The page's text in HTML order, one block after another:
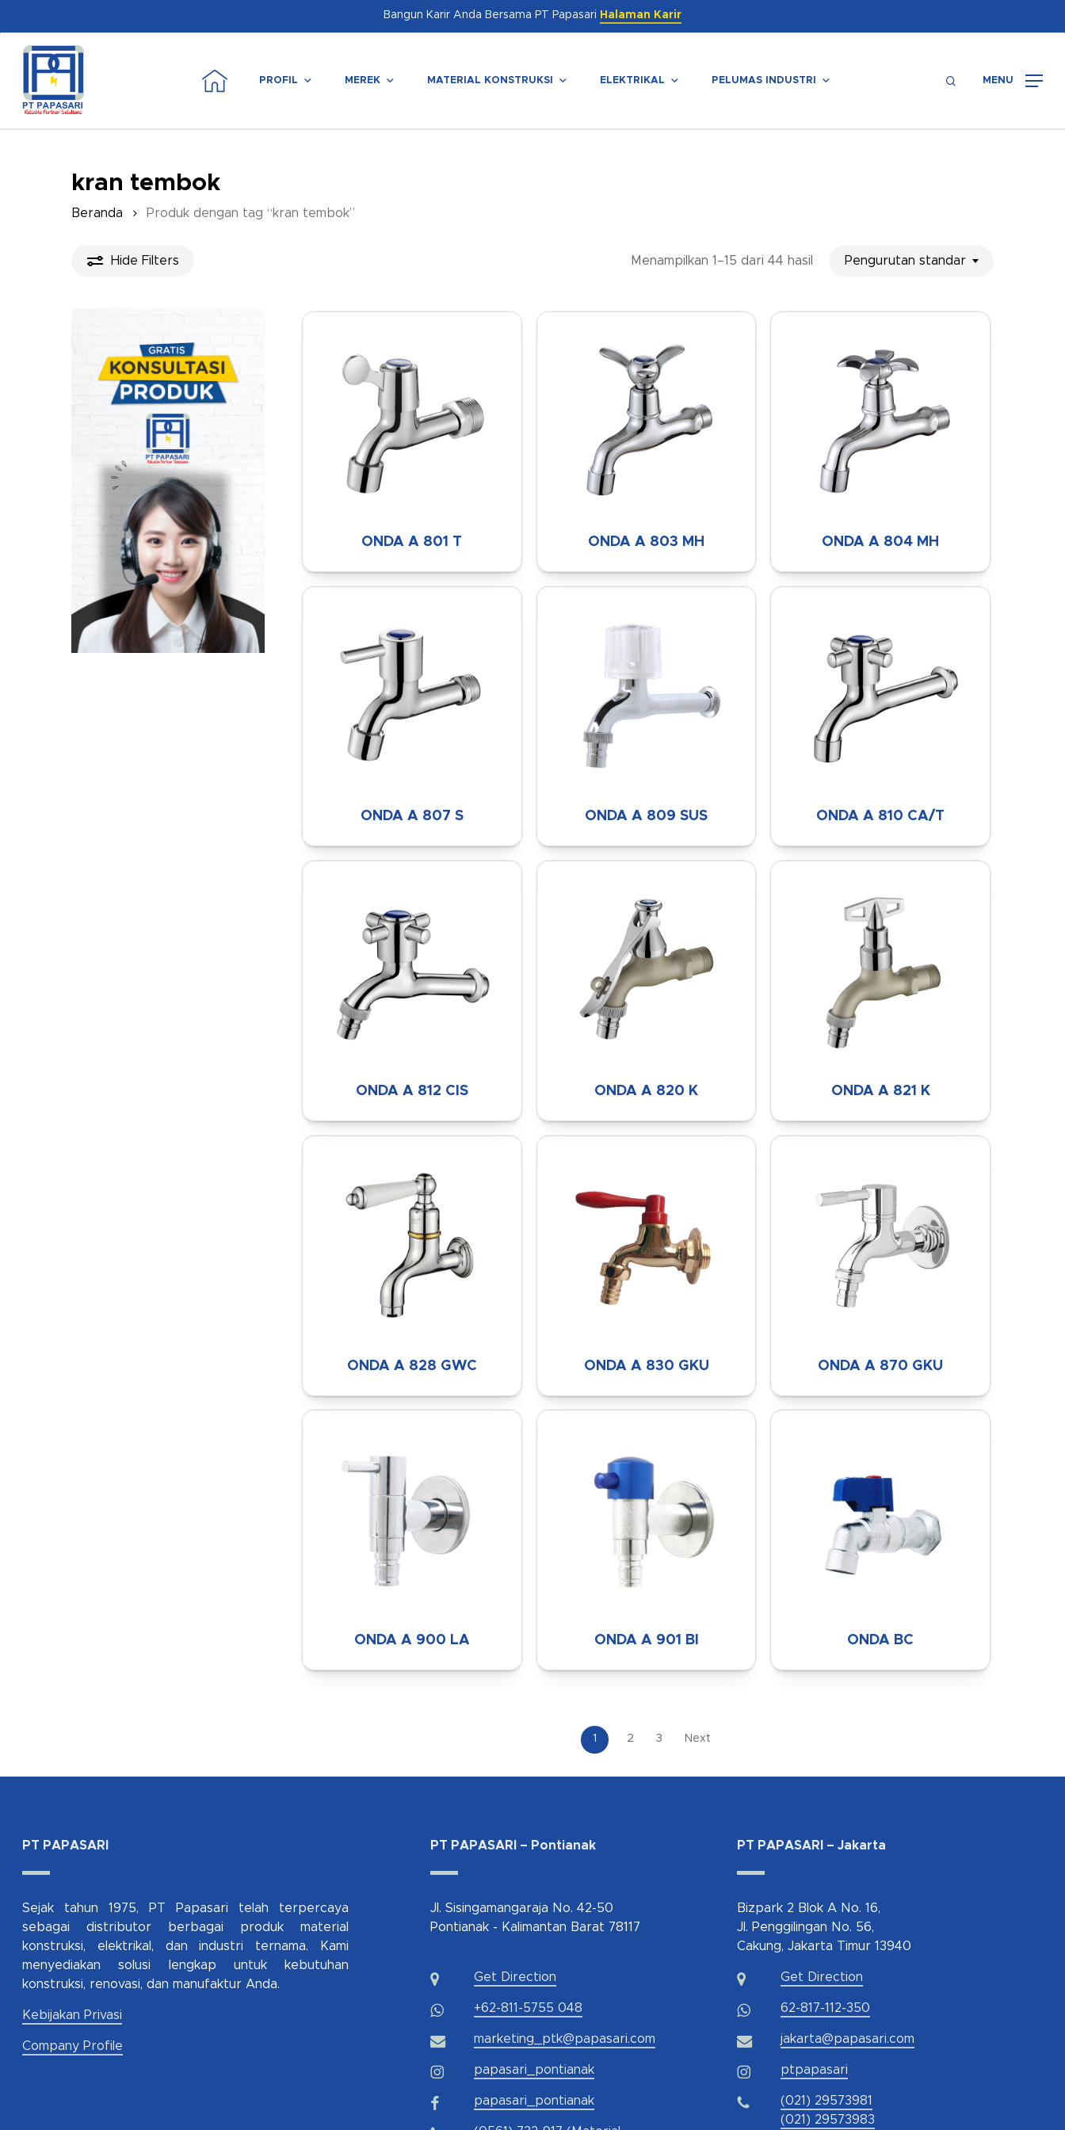
main
Bangun Karir Anda Bersama PT Papasari Halaman Karir
PROFIL MEREK MATERIAL KONSTRUKSI ELEKTRIKAL PELUMAS INDUSTRI searchMENU
kran tembok
Beranda Produk dengan tag “kran tembok”
Hide Filters Menampilkan 1–15 dari 44 hasil Pengurutan standar
ONDA A 801 T ONDA A 803 MH ONDA A 804 MH
ONDA A 807 S ONDA A 809 SUS ONDA A 810 CA/T
ONDA A 812 CIS ONDA A 820 K ONDA A 821 K
ONDA A 828 GWC ONDA A 830 GKU ONDA A 870 GKU
ONDA A 900 LA ONDA A 901 BI ONDA BC
1 2 3 Next
PT PAPASARI
Sejak tahun 1975, PT Papasari telah terpercaya
sebagai distributor berbagai produk material
konstruksi, elektrikal, dan industri ternama. Kami
menyediakan solusi lengkap untuk kebutuhan
konstruksi, renovasi, dan manufaktur Anda.
Kebijakan Privasi
Company Profile
PT PAPASARI – Pontianak
Jl. Sisingamangaraja No. 42-50
Pontianak - Kalimantan Barat 78117
Get Direction
+62-811-5755 048
marketing_ptk@papasari.com
papasari_pontianak
papasari_pontianak
PT PAPASARI – Jakarta
Bizpark 2 Blok A No. 16,
Jl. Penggilingan No. 56,
Cakung, Jakarta Timur 13940
Get Direction
62-817-112-350
jakarta@papasari.com
ptpapasari
(021) 29573981
(021) 29573983